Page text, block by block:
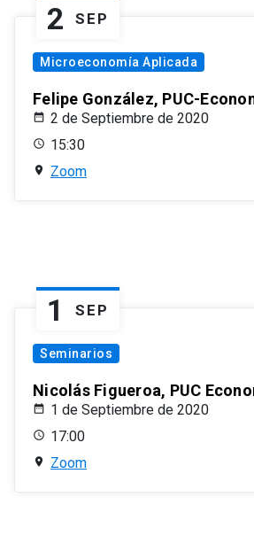
2 SEP
Microeconomía Aplicada
Felipe González, PUC-
2 de Septiembre de 2020
15:30
Zoom
1 SEP
Seminarios
Nicolás Figueroa, PUC
1 de Septiembre de 2020
17:00
Zoom